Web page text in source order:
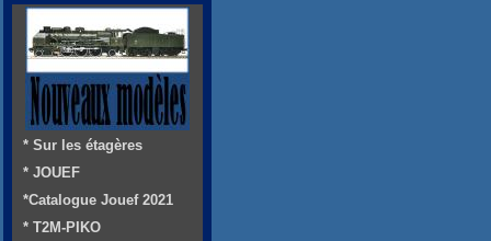
* Sur les étagères
* JOUEF
*Catalogue Jouef 2021
* T2M-PIKO